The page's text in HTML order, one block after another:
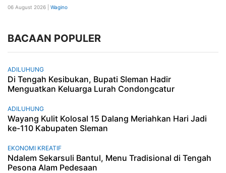
06 August 2026 | Wagino
BACAAN POPULER
ADILUHUNG
Di Tengah Kesibukan, Bupati Sleman Hadir
Menguatkan Keluarga Lurah Condongcatur
ADILUHUNG
Wayang Kulit Kolosal 15 Dalang Meriahkan Hari Jadi
ke-110 Kabupaten Sleman
EKONOMI KREATIF
Ndalem Sekarsuli Bantul, Menu Tradisional di Tengah
Pesona Alam Pedesaan